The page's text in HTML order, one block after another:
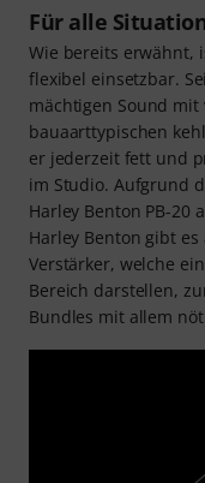
Für alle
Wie bereits erwähnt,
flexibel einsetzbar.
mächtigen Sound mit
bauaarttypischen
er jederzeit fett und
im Studio. Aufgrund
Harley Benton PB-20
Harley Benton gibt
Verstärker, welche
Bereich darstellen,
Bundles mit allem